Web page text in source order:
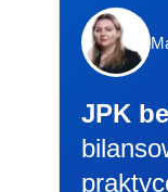
JPK